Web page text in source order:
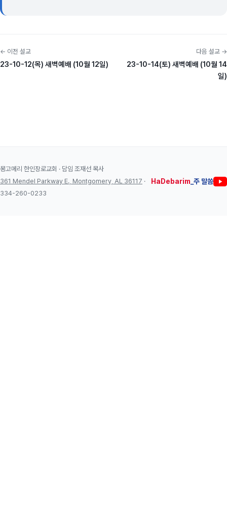
← 이전 설교
23-10-12(목) 새벽예배 (10월 12일)
다음 설교 →
23-10-14(토) 새벽예배 (10월 14
일)
몽고메리 한인장로교회 · 담임 조재선 목사
361 Mendel Parkway E., Montgomery, AL 36117 ·
334-260-0233
HaDebarim _주 말씀